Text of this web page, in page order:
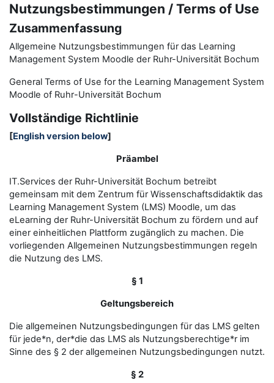
Nutzungsbestimmungen / Terms of Use
Zusammenfassung
Allgemeine Nutzungsbestimmungen für das Learning
Management System Moodle der Ruhr-Universität Bochum
General Terms of Use for the Learning Management System
Moodle of Ruhr-Universität Bochum
Vollständige Richtlinie
[English version below]
Präambel
IT.Services der Ruhr-Universität Bochum betreibt
gemeinsam mit dem Zentrum für Wissenschaftsdidaktik das
Learning Management System (LMS) Moodle, um das
eLearning der Ruhr-Universität Bochum zu fördern und auf
einer einheitlichen Plattform zugänglich zu machen. Die
vorliegenden Allgemeinen Nutzungsbestimmungen regeln
die Nutzung des LMS.
§ 1
Geltungsbereich
Die allgemeinen Nutzungsbedingungen für das LMS gelten
für jede*n, der*die das LMS als Nutzungsberechtige*r im
Sinne des § 2 der allgemeinen Nutzungsbedingungen nutzt.
§ 2